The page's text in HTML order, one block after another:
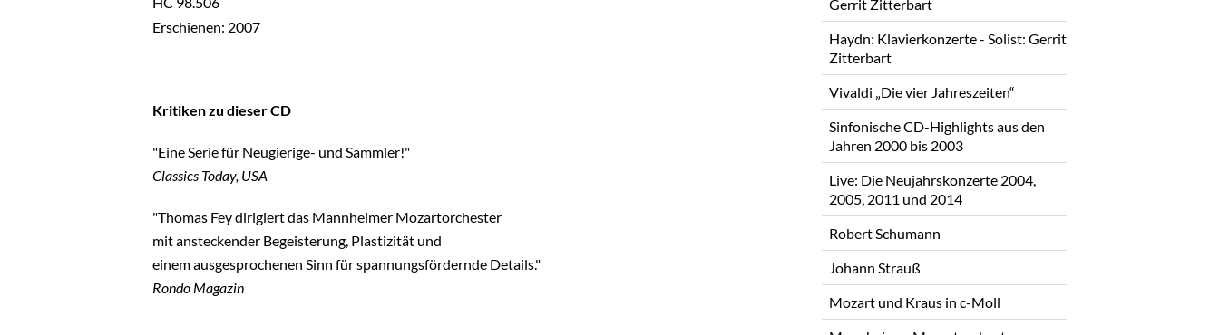
Erschienen: 2007
Kritiken zu dieser CD
"Eine Serie für Neugierige- und Sammler!"
Classics Today, USA
"Thomas Fey dirigiert das Mannheimer Mozartorchester
mit ansteckender Begeisterung, Plastizität und
einem ausgesprochenen Sinn für spannungsfördernde Details."
Rondo Magazin
Gerrit Zitterbart
Haydn: Klavierkonzerte - Solist: Gerrit
Zitterbart
Vivaldi „Die vier Jahreszeiten“
Sinfonische CD-Highlights aus den
Jahren 2000 bis 2003
Live: Die Neujahrskonzerte 2004,
2005, 2011 und 2014
Robert Schumann
Johann Strauß
Mozart und Kraus in c-Moll